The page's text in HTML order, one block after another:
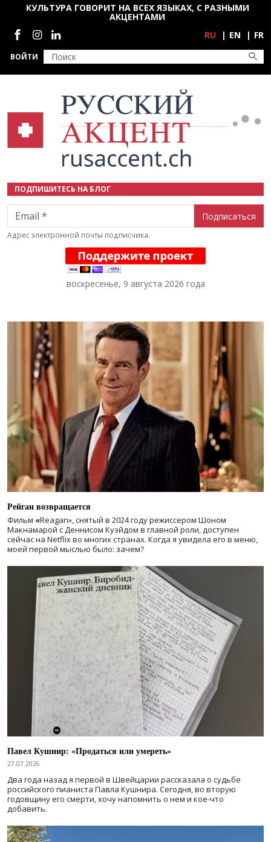
Перейти к основному содержанию
ВОЙТИ
КУЛЬТУРА ГОВОРИТ НА ВСЕХ ЯЗЫКАХ, С РАЗНЫМИ
АКЦЕНТАМИ
Социальные сети
RU EN FR
ПОДПИШИТЕСЬ НА БЛОГ
Email
Адрес электронной почты подписчика.
воскресенье, 9 августа 2026 года
Рейган возвращается
Фильм «Reagan», снятый в 2024 годурежиссером Шоном
Макнамарой с Деннисом Куэйдом в главной роли, доступен
сейчас на Netflix во многих странах. Когда я увидела его в меню,
моей первой мыслью было: зачем?
Павел Кушнир: «Продаться или умереть»
27.07.2026
Два года назад я первой в Швейцарии рассказала о судьбе
российского пианиста Павла Кушнира. Сегодня, во вторую
годовщину его смерти, хочу напомнить о нем и кое-что
добавить.